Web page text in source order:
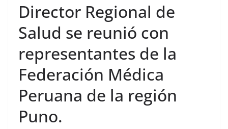
Director Regional de
Salud se reunió con
representantes de la
Federación Médica
Peruana de la región
Puno.